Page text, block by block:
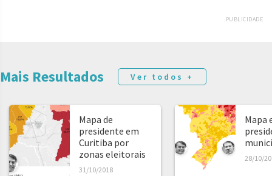
PUBLICIDADE
Mais Resultados Ver todos +
Mapa de
presidente em
Curitiba por
zonas eleitorais
31/10/2018
Mapa
28/10/